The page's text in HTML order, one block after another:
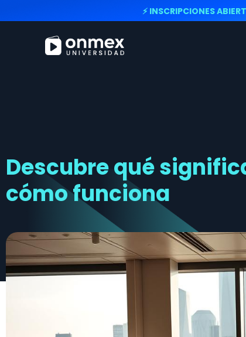
⚡ INSCRIPCIONES
Descubre qué
cómo funciona